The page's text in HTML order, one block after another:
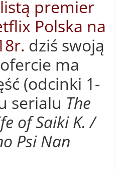
premier
Polska na
dziś swoją
ma
(odcinki 1-
serialu The
of Saiki K. /
Psi Nan